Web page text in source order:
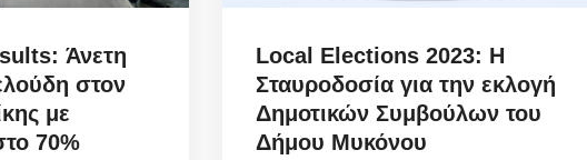
Άνετη
στον
με
70%
Local Elections 2023: Η
Σταυροδοσία για την εκλογή
Δημοτικών Συμβούλων του
Δήμου Μυκόνου